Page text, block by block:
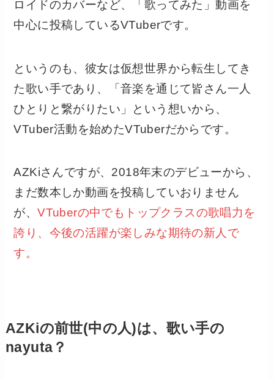
ロイドのカバーなど、「歌ってみた」動画を
中心に投稿しているVTuberです。
というのも、彼女は仮想世界から転生してき
た歌い手であり、「音楽を通じて皆さん一人
ひとりと繋がりたい」という想いから、
VTuber活動を始めたVTuberだからです。
AZKiさんですが、2018年末のデビューから、
まだ数本しか動画を投稿していおりません
が、VTuberの中でもトップクラスの歌唱力を
誇り、今後の活躍が楽しみな期待の新人で
す。
AZKiの前世(中の人)は、歌い手の
nayuta？